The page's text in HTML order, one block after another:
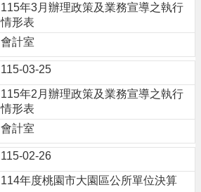
115年3月辦理政策及業務宣導之執行
情形表
會計室
115-03-25
115年2月辦理政策及業務宣導之執行
情形表
會計室
115-02-26
114年度桃園市大園區公所單位決算